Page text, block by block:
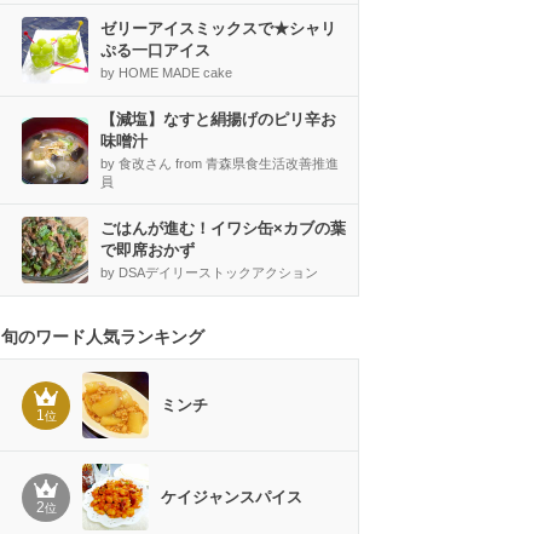
ゼリーアイスミックスで★シャリ
ぷる一口アイス
by HOME MADE cake
【減塩】なすと絹揚げのピリ辛お
味噌汁
by 食改さん from 青森県食生活改善推進
員
ごはんが進む！イワシ缶×カブの葉
で即席おかず
by DSAデイリーストックアクション
旬のワード人気ランキング
1位
ミンチ
2位
ケイジャンスパイス